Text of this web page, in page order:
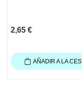
2,65 €
AÑADIR A LA